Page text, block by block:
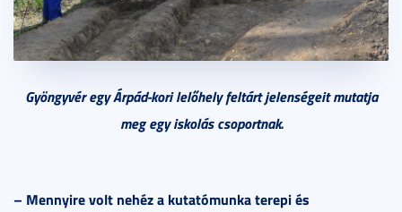
Gyöngyvér egy Árpád-kori lelőhely feltárt jelenségeit mutatja
meg egy iskolás csoportnak.
– Mennyire volt nehéz a kutatómunka terepi és